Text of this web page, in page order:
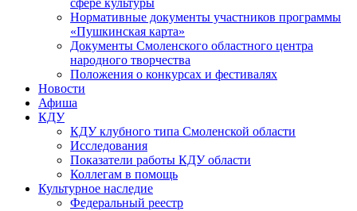
сфере культуры
Нормативные документы участников программы
«Пушкинская карта»
Документы Смоленского областного центра
народного творчества
Положения о конкурсах и фестивалях
Новости
Афиша
КДУ
КДУ клубного типа Смоленской области
Исследования
Показатели работы КДУ области
Коллегам в помощь
Культурное наследие
Федеральный реестр